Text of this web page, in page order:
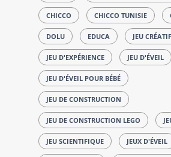
CHICCO CHICCO TUNISIE
DOLU EDUCA JEU CRÉATIF
JEU D'EXPÉRIENCE JEU D'ÉVEIL
JEU D'ÉVEIL POUR BÉBÉ
JEU DE CONSTRUCTION
JEU DE CONSTRUCTION LEGO
JEU SCIENTIFIQUE JEUX D'ÉVEIL